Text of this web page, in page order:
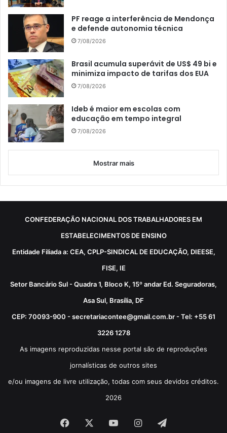
PF reage a interferência de Mendonça
e defende autonomia técnica
7/08/2026
Brasil acumula superávit de US$ 49 bi e
minimiza impacto de tarifas dos EUA
7/08/2026
Ideb é maior em escolas com
educação em tempo integral
7/08/2026
Mostrar mais
CONFEDERAÇÃO NACIONAL DOS TRABALHADORES EM
ESTABELECIMENTOS DE ENSINO
Entidade Filiada a: CEA, CPLP-SINDICAL DE EDUCAÇÃO, DIEESE,
FISE, IE
Setor Bancário Sul - Quadra 1, Bloco K, 15º andar Ed. Seguradoras,
Asa Sul, Brasília, DF
CEP: 70093-900 - secretariacontee@gmail.com.br - Tel: +55 61
3226 1278
As imagens reproduzidas nesse portal são de reproduções
jornalísticas de outros sites
e/ou imagens de livre utilização, todas com seus devidos créditos.
2026
Facebook YouTubeInstagram